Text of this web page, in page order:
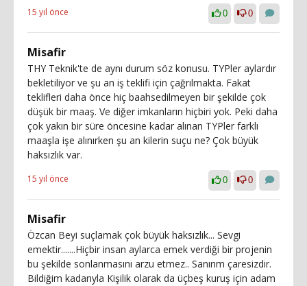
15 yıl önce 0 0
Misafir
THY Teknik'te de aynı durum söz konusu. TYPler aylardır
bekletiliyor ve şu an iş teklifi için çağrılmakta. Fakat
teklifleri daha önce hiç baahsedilmeyen bir şekilde çok
düşük bir maaş. Ve diğer imkanların hiçbiri yok. Peki daha
çok yakın bir süre öncesine kadar alınan TYPler farklı
maaşla işe alınırken şu an kilerin suçu ne? Çok büyük
haksızlık var.
15 yıl önce 0 0
Misafir
Özcan Beyi suçlamak çok büyük haksızlık... Sevgi
emektir.......Hiçbir insan aylarca emek verdiği bir projenin
bu şekilde sonlanmasını arzu etmez.. Sanırım çaresizdir.
Bildiğim kadarıyla Kişilik olarak da üçbeş kuruş için adam